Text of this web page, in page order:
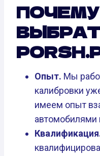
Опыт. Мы
калибровки
имеем опыт
автомобилями